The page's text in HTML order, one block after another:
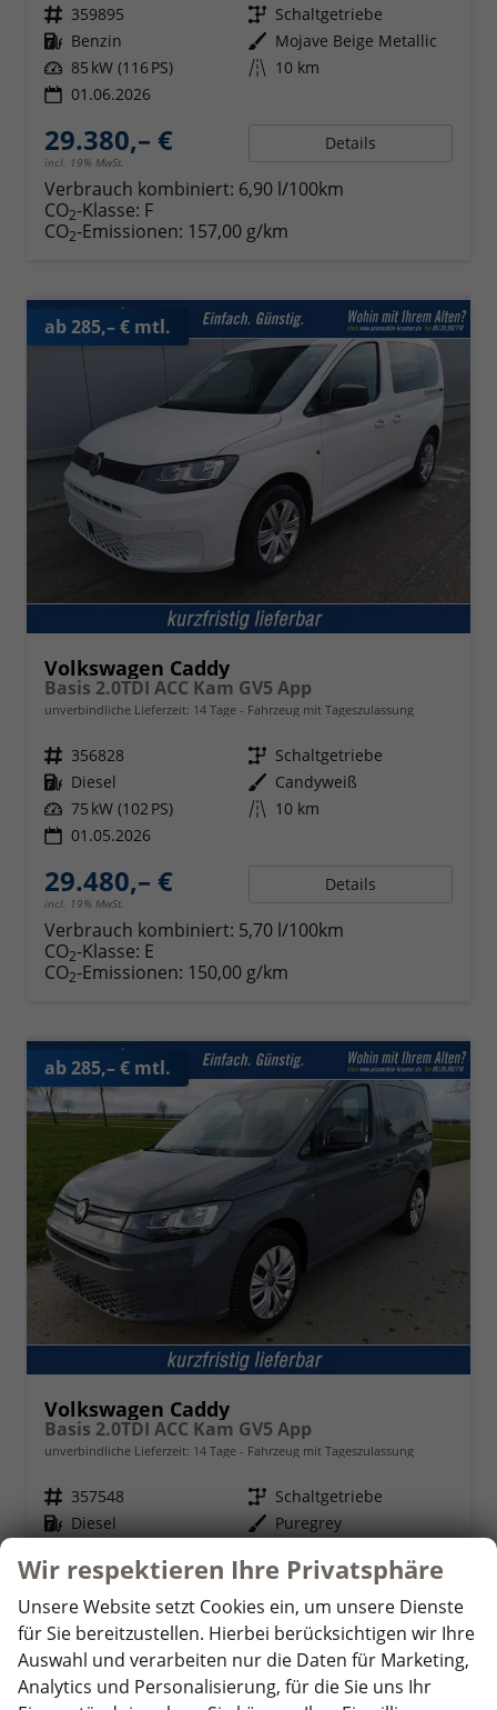
Fahrzeugnr. 359895 Getriebe Schaltgetriebe
Kraftstoff Benzin Außenfarbe Mojave Beige Metallic
Leistung 85 kW (116 PS) Kilometerstand 10 km
01.06.2026
29.380,– €
incl. 19% MwSt.
Details
Verbrauch kombiniert: 6,90 l/100km
CO2-Klasse: F
CO2-Emissionen: 157,00 g/km
ab 285,– € mtl.
Volkswagen Caddy
Basis 2.0TDI ACC Kam GV5 App
unverbindliche Lieferzeit: 14 Tage Fahrzeug mit Tageszulassung
Fahrzeugnr. 356828 Getriebe Schaltgetriebe
Kraftstoff Diesel Außenfarbe Candyweiß
Leistung 75 kW (102 PS) Kilometerstand 10 km
01.05.2026
29.480,– €
incl. 19% MwSt.
Details
Verbrauch kombiniert: 5,70 l/100km
CO2-Klasse: E
CO2-Emissionen: 150,00 g/km
ab 285,– € mtl.
Volkswagen Caddy
Basis 2.0TDI ACC Kam GV5 App
unverbindliche Lieferzeit: 14 Tage Fahrzeug mit Tageszulassung
Fahrzeugnr. 357548 Getriebe Schaltgetriebe
Kraftstoff Diesel Außenfarbe Puregrey
01.05.2026
29.480,– €
incl. 19% MwSt.
Details
Verbrauch kombiniert:5,70 l/100km
CO2-Klasse: E
Wir respektieren Ihre Privatsphäre
Unsere Website setzt Cookies ein, um unsere Dienste
für Sie bereitzustellen. Hierbei berücksichtigen wir Ihre
Auswahl und verarbeiten nur die Daten für Marketing,
Analytics und Personalisierung, für die Sie uns Ihr